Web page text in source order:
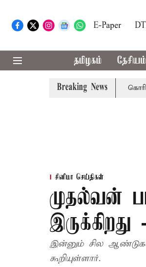
E-Paper
தமிழகம் தேசியம்
Breaking News
மழை பெய்ய வாய்ப்பு கொரிய
சினிமா செய்திகள்
முதல்வன்
இன்னும் சில
கூறியுள்ளார்.